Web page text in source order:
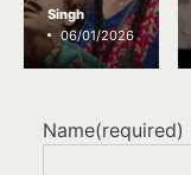
Singh
06/01/2026
Name(required)